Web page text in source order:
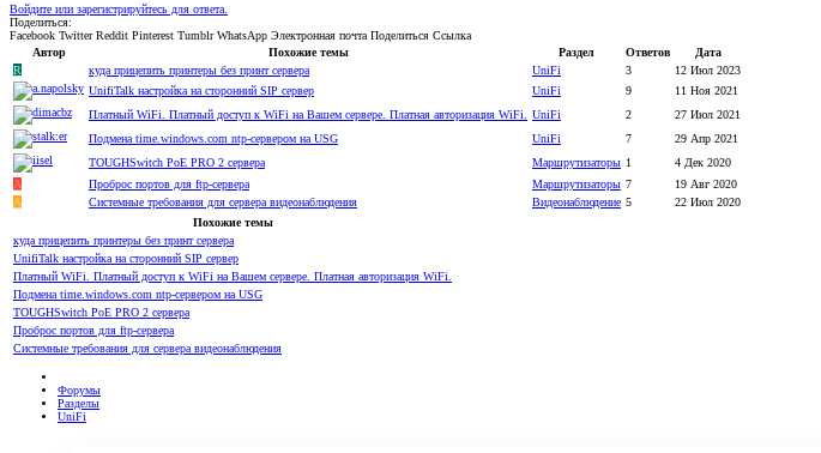
Войдите или зарегистрируйтесь для ответа.
Поделиться:
Facebook Twitter Reddit Pinterest Tumblr WhatsApp Электронная почта Поделиться Ссылка
Автор
Похожие темы Раздел Ответов
Дата
R
куда прицепить принтеры без принт сервера UniFi 3
12 Июл 2023
UnifiTalk настройка на сторонний SIP сервер
UniFi 9
11 Ноя 2021
Платный WiFi. Платный доступ к WiFi на Вашем сервере. Платная авторизация WiFi.
UniFi 2
27 Июл 2021
Подмена time.windows.com ntp-сервером на USG
UniFi 7
29 Апр 2021
TOUGHSwitch PoE PRO 2 сервера
Маршрутизаторы 1
4 Дек 2020
A
Проброс портов для ftp-сервера Маршрутизаторы 7
19 Авг 2020
A
Системные требования для сервера видеонаблюдения Видеонаблюдение 5
22 Июл 2020
Похожие темы
куда прицепить принтеры без принт сервера
UnifiTalk настройка на сторонний SIP сервер
Платный WiFi. Платный доступ к WiFi на Вашем сервере. Платная авторизация WiFi.
Подмена time.windows.com ntp-сервером на USG
TOUGHSwitch PoE PRO 2 сервера
Проброс портов для ftp-сервера
Системные требования для сервера видеонаблюдения
Форумы
Разделы
UniFi